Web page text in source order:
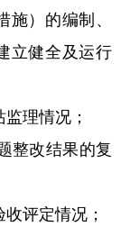
）的编制、
立健全及运行
理情况；
改结果的复
评定情况；